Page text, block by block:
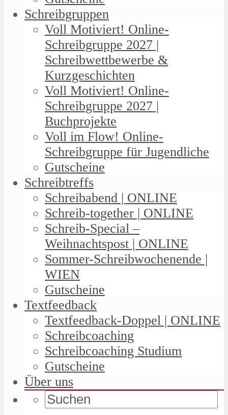
Schreibgruppen
Voll Motiviert! Online-
Schreibgruppe 2027 |
Schreibwettbewerbe &
Kurzgeschichten
Voll Motiviert! Online-
Schreibgruppe 2027 |
Buchprojekte
Voll im Flow! Online-
Schreibgruppe für Jugendliche
Gutscheine
Schreibtreffs
Schreibabend | ONLINE
Schreib-together | ONLINE
Schreib-Special –
Weihnachtspost | ONLINE
Sommer-Schreibwochenende |
WIEN
Gutscheine
Textfeedback
Textfeedback-Doppel | ONLINE
Schreibcoaching
Schreibcoaching Studium
Gutscheine
Über uns